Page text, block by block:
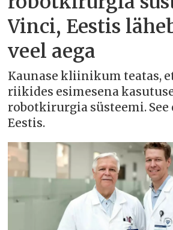
Vinci, Eestis
veel aega
Kaunase kliinikum teatas,
riikides esimesena
robotkirurgia süsteemi. See
Eestis.